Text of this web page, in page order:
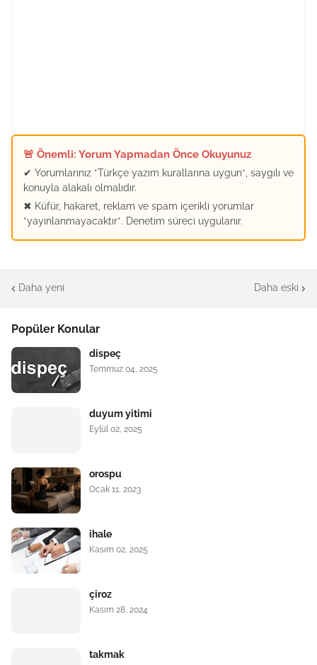
🚨 Önemli: Yorum Yapmadan Önce Okuyunuz
✔ Yorumlarınız *Türkçe yazım kurallarına uygun*, saygılı ve
konuyla alakalı olmalıdır.
✖ Küfür, hakaret, reklam ve spam içerikli yorumlar
*yayınlanmayacaktır*. Denetim süreci uygulanır.
Daha yeni Daha eski
Popüler Konular
dispeç
Temmuz 04, 2025
duyum yitimi
Eylül 02, 2025
orospu
Ocak 11, 2023
ihale
Kasım 02, 2025
çiroz
Kasım 28, 2024
takmak